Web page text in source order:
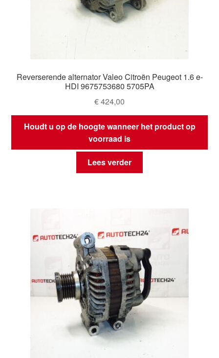
Reverserende alternator Valeo Citroën Peugeot 1.6 e-
HDI 9675753680 5705PA
€424,00
Houdt u op de hoogte wanneer het product op
voorraad is
Lees verder